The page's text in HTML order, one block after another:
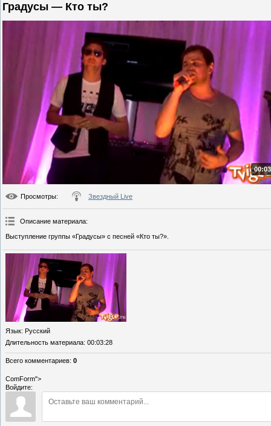
Градусы — Кто ты?
Просмотры: Звездный Live
Описание материала:
Выступление группы «Градусы» с песней «Кто ты?».
Язык: Русский
Длительность материала: 00:03:28
Всего комментариев: 0
ComForm">
Войдите: